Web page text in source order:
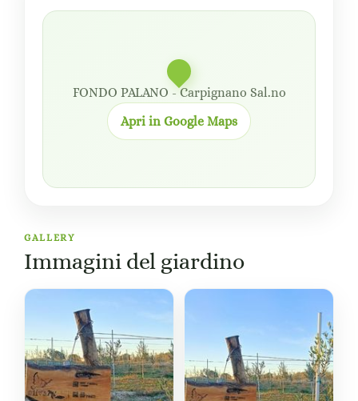
FONDO PALANO - Carpignano Sal.no
Apri in Google Maps
GALLERY
Immagini del giardino